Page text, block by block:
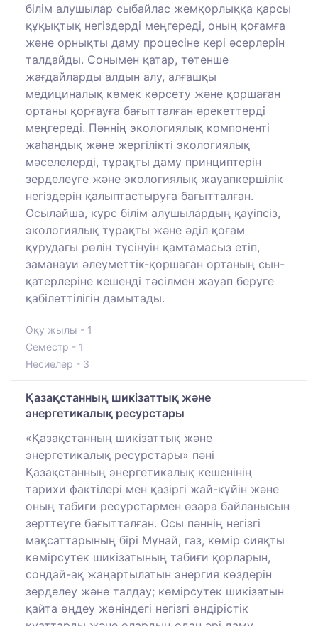
білім алушылар сыбайлас жемқорлыққа қарсы
құқықтық негіздерді меңгереді, оның қоғамға
және орнықты даму процесіне кері әсерлерін
талдайды. Сонымен қатар, төтенше
жағдайларды алдын алу, алғашқы
медициналық көмек көрсету және қоршаған
ортаны қорғауға бағытталған әрекеттерді
меңгереді. Пәннің экологиялық компоненті
жаһандық және жергілікті экологиялық
мәселелерді, тұрақты даму принциптерін
зерделеуге және экологиялық жауапкершілік
негіздерін қалыптастыруға бағытталған.
Осылайша, курс білім алушылардың қауіпсіз,
экологиялық тұрақты және әділ қоғам
құрудағы рөлін түсінуін қамтамасыз етіп,
заманауи әлеуметтік-қоршаған ортаның сын-
қатерлеріне кешенді тәсілмен жауап беруге
қабілеттілігін дамытады.
Оқу жылы - 1
Семестр - 1
Несиелер - 3
Қазақстанның шикізаттық және
энергетикалық ресурстары
«Қазақстанның шикізаттық және
энергетикалық ресурстары» пәні
Қазақстанның энергетикалық кешенінің
тарихи фактілері мен қазіргі жай-күйін және
оның табиғи ресурстармен өзара байланысын
зерттеуге бағытталған. Осы пәннің негізгі
мақсаттарының бірі Мұнай, газ, көмір сияқты
көмірсутек шикізатының табиғи қорларын,
сондай-ақ жаңартылатын энергия көздерін
зерделеу және талдау; көмірсутек шикізатын
қайта өңдеу жөніндегі негізгі өндірістік